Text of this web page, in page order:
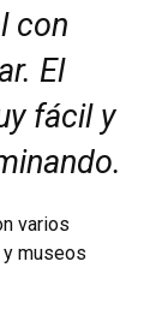
con
El
fácil y
varios
museos